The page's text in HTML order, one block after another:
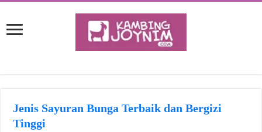
Jenis Sayuran Bunga Terbaik dan Bergizi
Tinggi